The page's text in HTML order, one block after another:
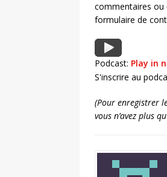
commentaires ou
formulaire de
Podcast: Play in
S'inscrire au
(Pour enregistrer
vous n’avez plus